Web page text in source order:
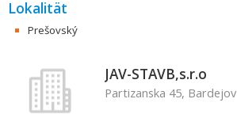
Lokalität
Prešovský
JAV-STAVB,s.r.o
Partizanska 45, Bardejov